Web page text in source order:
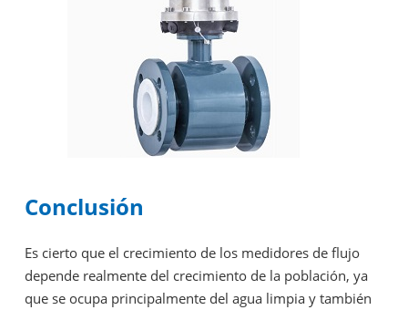
Conclusión
Es cierto que el crecimiento de los medidores de flujo
depende realmente del crecimiento de la población, ya
que se ocupa principalmente del agua limpia y también